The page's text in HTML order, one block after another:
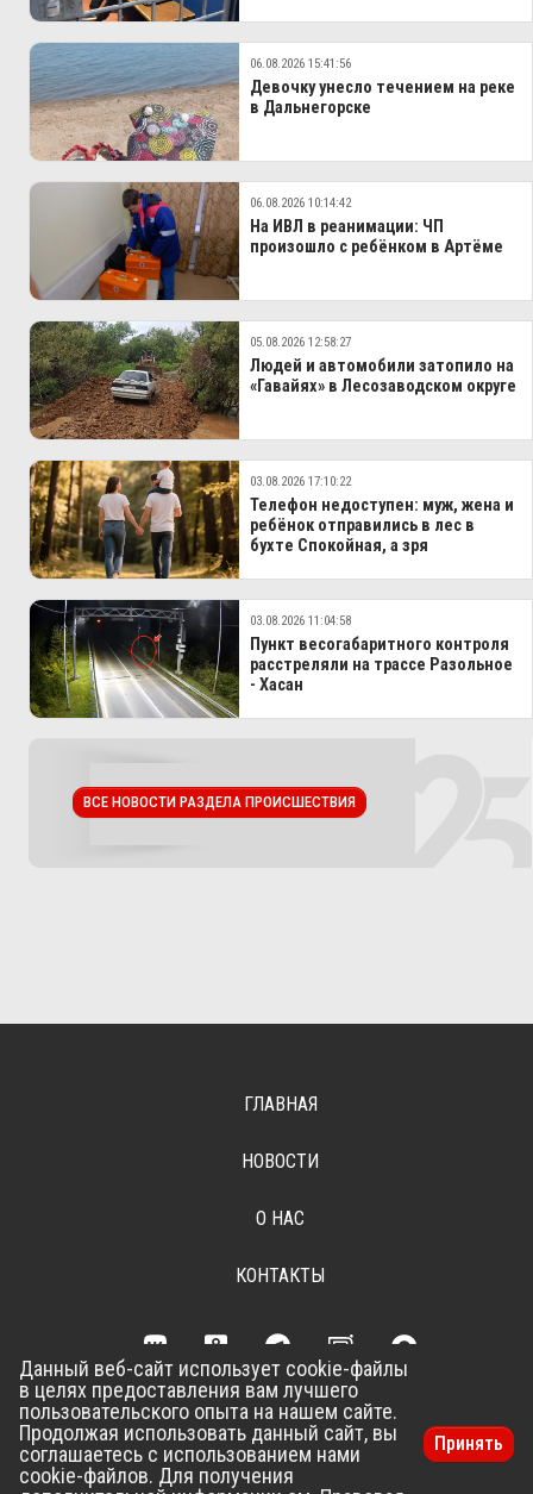
06.08.2026 15:41:56
Девочку унесло течением на реке
в Дальнегорске
06.08.2026 10:14:42
На ИВЛ в реанимации: ЧП
произошло с ребёнком в Артёме
05.08.2026 12:58:27
Людей и автомобили затопило на
«Гавайях» в Лесозаводском округе
03.08.2026 17:10:22
Телефон недоступен: муж, жена и
ребёнок отправились в лес в
бухте Спокойная, а зря
03.08.2026 11:04:58
Пункт весогабаритного контроля
расстреляли на трассе Разольное
- Хасан
ВСЕ НОВОСТИ РАЗДЕЛА ПРОИСШЕСТВИЯ
ГЛАВНАЯ
НОВОСТИ
О НАС
КОНТАКТЫ
Разработка сайта –Vladweb
Данный веб-сайт использует cookie-файлы
в целях предоставления вам лучшего
пользовательского опыта на нашем сайте.
Продолжая использовать данный сайт, вы
соглашаетесь с использованием нами
cookie-файлов. Для получения
Принять